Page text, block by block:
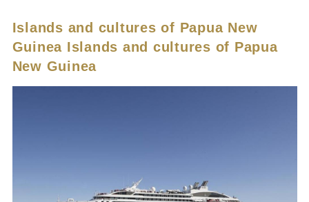
Islands and cultures of Papua New
Guinea Islands and cultures of Papua
New Guinea